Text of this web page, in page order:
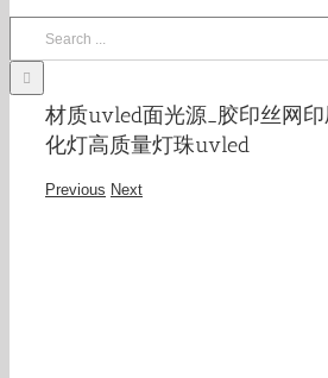
材质uvled面光源_胶印丝网
化灯高质量灯珠uvled
Previous Next